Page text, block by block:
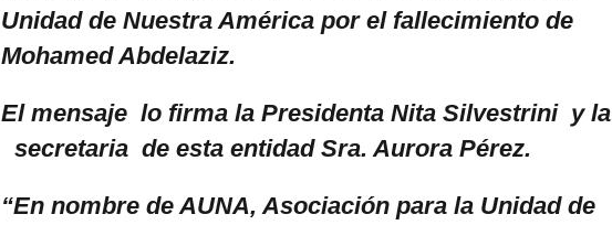
Unidad de Nuestra América por el fallecimiento de
Mohamed Abdelaziz.
El mensaje lo firma la Presidenta Nita Silvestrini y la
secretaria de esta entidad Sra. Aurora Pérez.
“En nombre de AUNA, Asociación para la Unidad de